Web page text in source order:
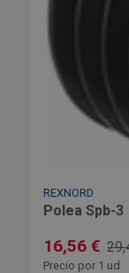
REXNORD
Polea Spb-3
16,56 €
Precio por 1 ud